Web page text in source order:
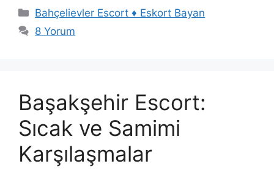
Kategoriler
Bahçelievler Escort ♦️ Eskort Bayan
8 Yorum
Başakşehir Escort:
Sıcak ve Samimi
Karşılaşmalar